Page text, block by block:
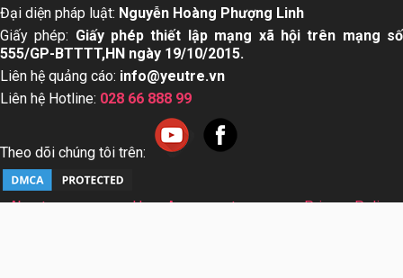
Đại diện pháp luật: Nguyễn Hoàng Phượng Linh
Giấy phép: Giấy phép thiết lập mạng xã hội trên mạng số
555/GP-BTTTT,HN ngày 19/10/2015.
Liên hệ quảng cáo: info@yeutre.vn
Liên hệ Hotline: 028 66 888 99
Theo dõi chúng tôi trên:
About us User Agreement
Privacy Policy